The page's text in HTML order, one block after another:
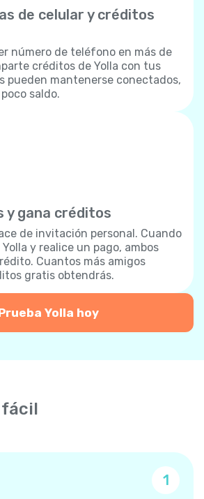
de celular y créditos
número de teléfono en más de
créditos de Yolla con tus
pueden mantenerse conectados,
saldo.
y gana créditos
de invitación personal. Cuando
y realice un pago, ambos
Cuantos más amigos
gratis obtendrás.
Yolla hoy
fácil
1